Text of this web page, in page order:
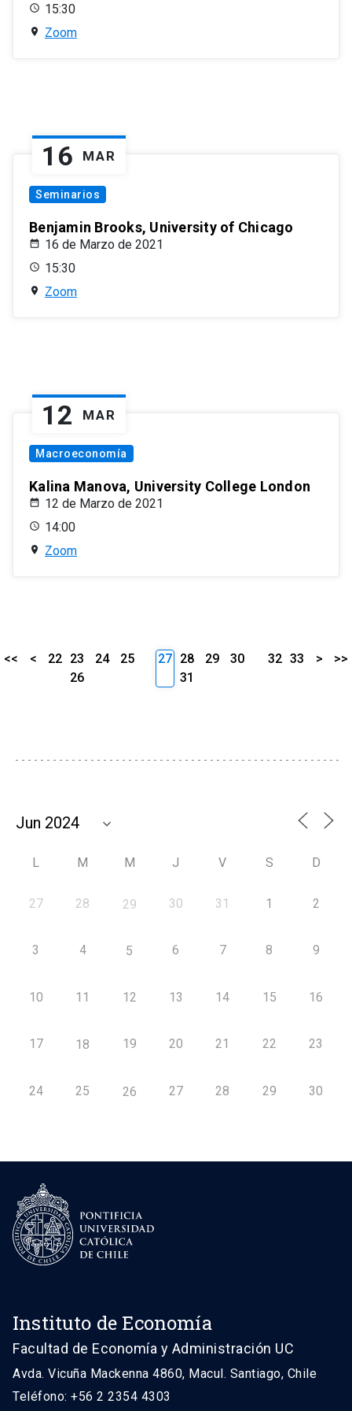
15:30
Zoom
16 MAR
Seminarios
Benjamin Brooks, University of Chicago
16 de Marzo de 2021
15:30
Zoom
12 MAR
Macroeconomía
Kalina Manova, University College London
12 de Marzo de 2021
14:00
Zoom
<< < 22 23 24
25
26
27 28 29
30
31
32 33 > >>
L M M J V S D
27 28 29 30 31 1 2
3 4 5 6 7 8 9
10 11 12 13 14 15 16
17 18 19 20 21 22 23
24 25 26 27 28 29 30
Instituto de Economía
Facultad de Economía y Administración UC
Avda. Vicuña Mackenna 4860, Macul. Santiago, Chile
Teléfono: +56 2 2354 4303